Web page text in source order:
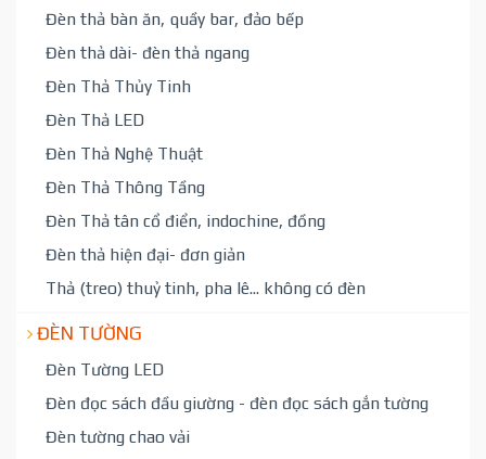
Đèn thả bàn ăn, quầy bar, đảo bếp
Đèn thả dài- đèn thả ngang
Đèn Thả Thủy Tinh
Đèn Thả LED
Đèn Thả Nghệ Thuật
Đèn Thả Thông Tầng
Đèn Thả tân cổ điển, indochine, đồng
Đèn thả hiện đại- đơn giản
Thả (treo) thuỷ tinh, pha lê... không có đèn
ĐÈN TƯỜNG
Đèn Tường LED
Đèn đọc sách đầu giường - đèn đọc sách gắn tường
Đèn tường chao vải